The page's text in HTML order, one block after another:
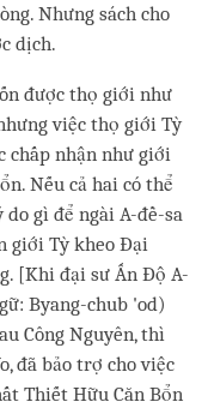
Nhưng sách cho
dịch.
được thọ giới như
việc thọ giới Tỳ
chấp nhận như giới
Nếu cả hai có thể
gì để ngài A-đề-sa
giới Tỳ kheo Đại
[Khi đại sư Ấn Độ A-
Byang-chub 'od)
Công Nguyên, thì
đã bảo trợ cho việc
Thiết Hữu Căn Bổn